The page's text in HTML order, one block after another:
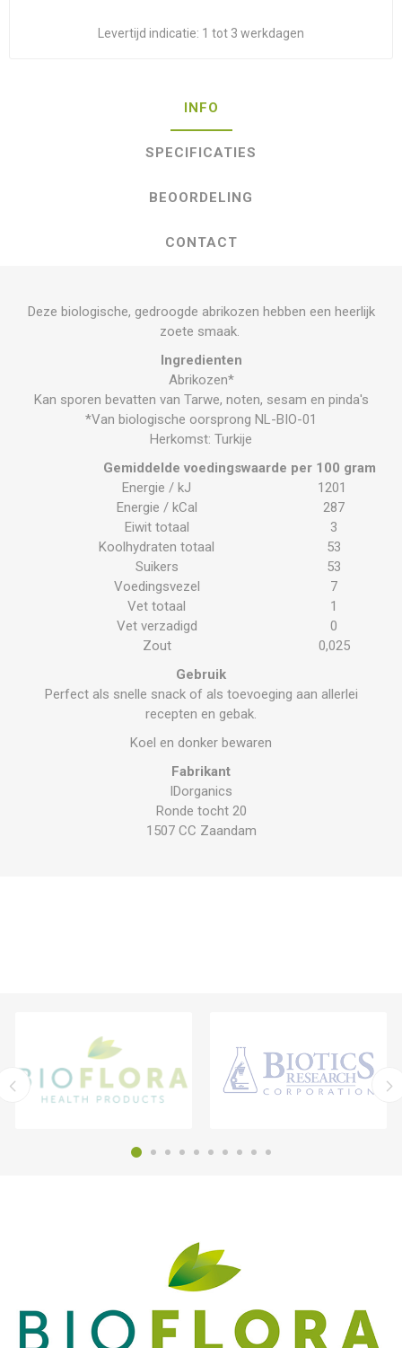
Levertijd indicatie: 1 tot 3 werkdagen
INFO
SPECIFICATIES
BEOORDELING
CONTACT
Deze biologische, gedroogde abrikozen hebben een heerlijk
zoete smaak.
Ingredienten
Abrikozen*
Kan sporen bevatten van Tarwe, noten, sesam en pinda's
*Van biologische oorsprong NL-BIO-01
Herkomst: Turkije
Gemiddelde voedingswaarde per 100 gram
Energie / kJ
1201
Energie / kCal
287
Eiwit totaal
3
Koolhydraten totaal
53
Suikers
53
Voedingsvezel
7
Vet totaal
1
Vet verzadigd
0
Zout
0,025
Gebruik
Perfect als snelle snack of als toevoeging aan allerlei
recepten en gebak.
Koel en donker bewaren
Fabrikant
IDorganics
Ronde tocht 20
1507 CC Zaandam